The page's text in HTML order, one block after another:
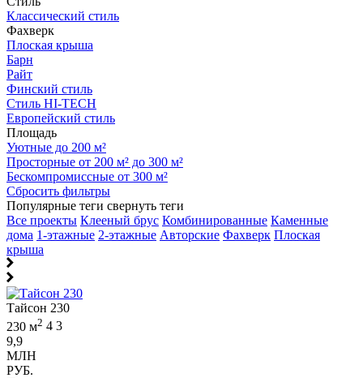
Классический стиль
Фахверк
Плоская крыша
Барн
Райт
Финский стиль
Стиль HI-TECH
Европейский стиль
Площадь
Уютные до 200 м²
Просторные от 200 м² до 300 м²
Бескомпромиссные от 300 м²
Сбросить фильтры
Популярные теги свернуть теги
Все проекты Клееный брус Комбинированные Каменные
дома 1-этажные 2-этажные Авторские Фахверк Плоская
крыша
Тайсон 230
230 м2 4 3
9,9
МЛН
РУБ.